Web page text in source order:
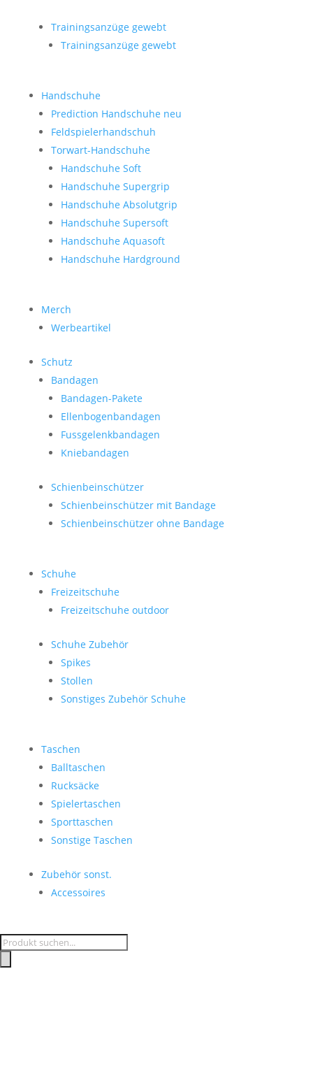
Trainingsanzüge gewebt
Trainingsanzüge gewebt
Handschuhe
Prediction Handschuhe neu
Feldspielerhandschuh
Torwart-Handschuhe
Handschuhe Soft
Handschuhe Supergrip
Handschuhe Absolutgrip
Handschuhe Supersoft
Handschuhe Aquasoft
Handschuhe Hardground
Merch
Werbeartikel
Schutz
Bandagen
Bandagen-Pakete
Ellenbogenbandagen
Fussgelenkbandagen
Kniebandagen
Schienbeinschützer
Schienbeinschützer mit Bandage
Schienbeinschützer ohne Bandage
Schuhe
Freizeitschuhe
Freizeitschuhe outdoor
Schuhe Zubehör
Spikes
Stollen
Sonstiges Zubehör Schuhe
Taschen
Balltaschen
Rucksäcke
Spielertaschen
Sporttaschen
Sonstige Taschen
Zubehör sonst.
Accessoires
Products